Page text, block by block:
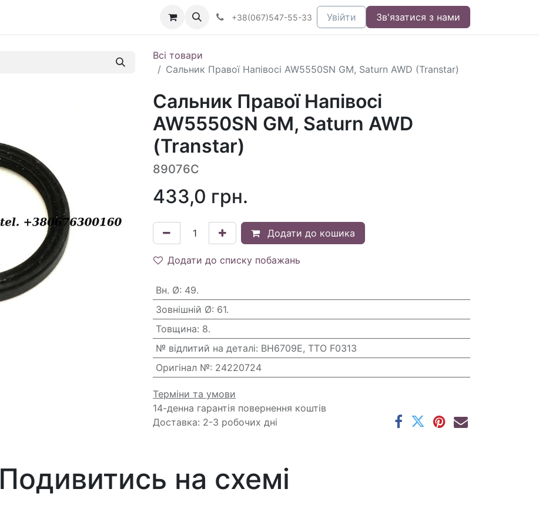
+38(067)547-55-33 Увійти Зв'язатися з нами
Всі товари
Сальник Правої Напівосі AW5550SN GM, Saturn AWD (Transtar)
Сальник Правої Напівосі
AW5550SN GM, Saturn AWD
(Transtar)
89076C
433,0 грн.
Додати до кошика
Додати до списку побажань
Вн. Ø: 49.
Зовнішній Ø: 61.
Товщина: 8.
№ відлитий на деталі: BH6709E, TTO F0313
Оригінал №: 24220724
Терміни та умови
14-денна гарантія повернення коштів
Доставка: 2-3 робочих дні
Подивитись на схемі